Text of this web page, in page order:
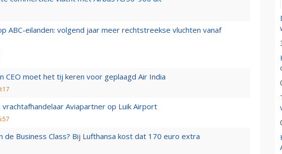
ABC-eilanden: volgend jaar meer rechtstreekse vluchten vanaf
CEO moet het tij keren voor geplaagd Air India
vrachtafhandelaar Aviapartner op Luik Airport
de Business Class? Bij Lufthansa kost dat 170 euro extra